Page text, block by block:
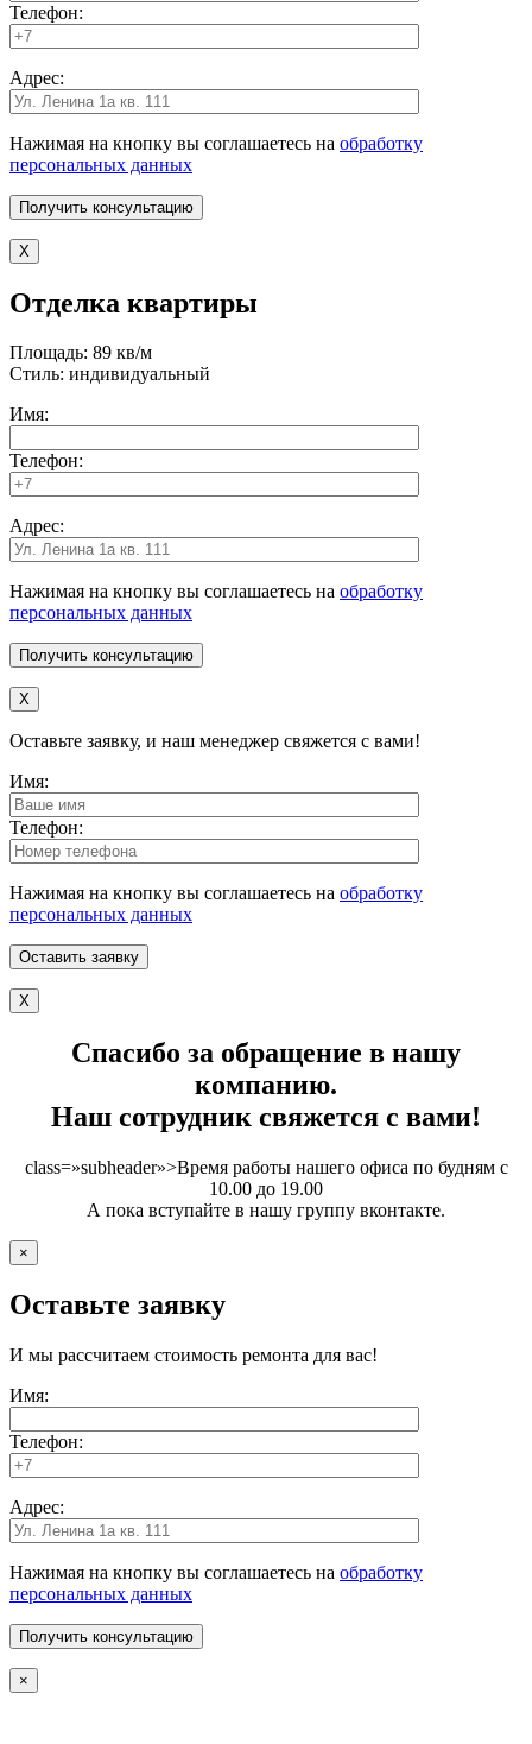
Телефон:
Адрес:
Нажимая на кнопку вы соглашаетесь на обработку
персональных данных
X
Отделка квартиры
Площадь: 89 кв/м
Стиль: индивидуальный
Имя:
Телефон:
Адрес:
Нажимая на кнопку вы соглашаетесь на обработку
персональных данных
X
Оставьте заявку, и наш менеджер свяжется с вами!
Имя:
Телефон:
Нажимая на кнопку вы соглашаетесь на обработку
персональных данных
X
Спасибо за обращение в нашу
компанию.
Наш сотрудник свяжется с вами!
class=»subheader»>Время работы нашего офиса по будням с
10.00 до 19.00
А пока вступайте в нашу группу вконтакте.
×
Оставьте заявку
И мы рассчитаем стоимость ремонта для вас!
Имя:
Телефон:
Адрес:
Нажимая на кнопку вы соглашаетесь на обработку
персональных данных
×